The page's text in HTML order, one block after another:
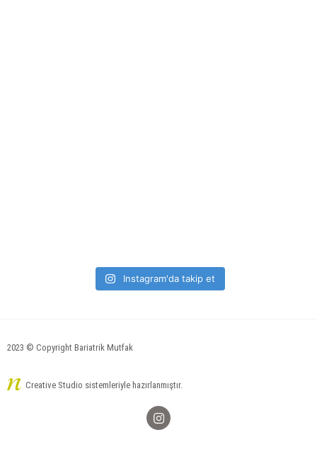
Instagram'da takip et
2023 © Copyright Bariatrik Mutfak
Creative Studio sistemleriyle hazırlanmıştır.